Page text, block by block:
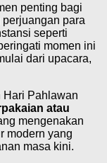
penting bagi
para
seperti
momen ini
dari upacara,
Hari Pahlawan
atau
mengenakan
modern yang
masa kini.